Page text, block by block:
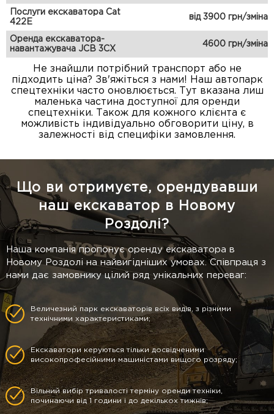
Послуги екскаватора Cat
422E
від 3900 грн/зміна
Оренда екскаватора-
навантажувача JCB 3CX
4600 грн/зміна
Не знайшли потрібний транспорт або не
підходить ціна? Зв'яжіться з нами! Наш автопарк
спецтехніки часто оновлюється. Тут вказана лиш
маленька частина доступної для оренди
спецтехніки. Також для кожного клієнта є
можливість індивідуально обговорити ціну, в
залежності від специфіки замовлення.
Що ви отримуєте, орендувавши
наш екскаватор в Новому
Роздолі?
Наша компанія пропонує оренду екскаватора в
Новому Роздолі на найвигідніших умовах. Співпраця з
нами дає замовнику цілий ряд унікальних переваг:
Величезний парк екскаваторів всіх видів, з різними
технічними характеристиками;
Екскаватори керуються тільки досвідченими
високопрофесійними машиністами вищого розряду;
Вільний вибір тривалості терміну оренди техніки,
починаючи від 1 години і до декількох тижнів;